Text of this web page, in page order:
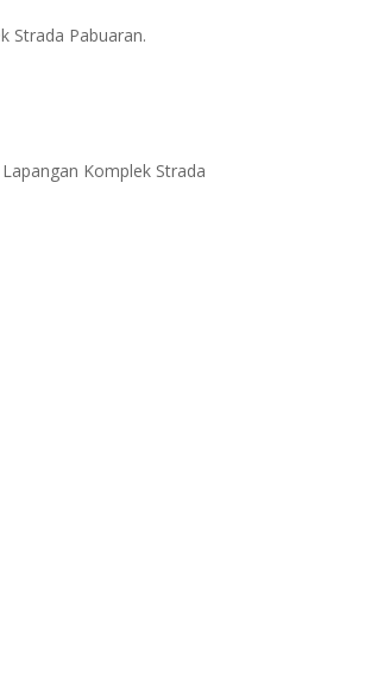
Strada Pabuaran.
Komplek Strada